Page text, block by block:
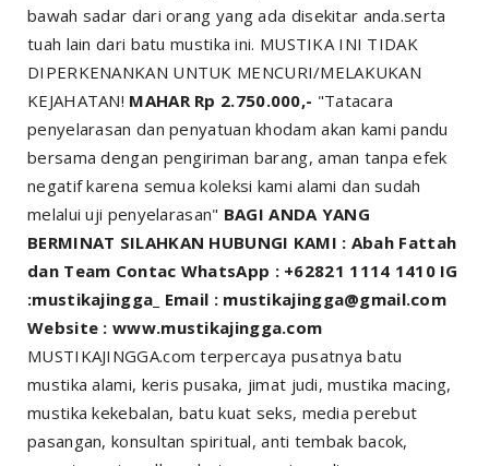
bawah sadar dari orang yang ada disekitar anda.serta
tuah lain dari batu mustika ini. MUSTIKA INI TIDAK
DIPERKENANKAN UNTUK MENCURI/MELAKUKAN
KEJAHATAN! MAHAR Rp 2.750.000,- "Tatacara
penyelarasan dan penyatuan khodam akan kami pandu
bersama dengan pengiriman barang, aman tanpa efek
negatif karena semua koleksi kami alami dan sudah
melalui uji penyelarasan" BAGI ANDA YANG
BERMINAT SILAHKAN HUBUNGI KAMI : Abah Fattah
dan Team Contac WhatsApp : +62821 1114 1410 IG
:mustikajingga_ Email : mustikajingga@gmail.com
Website : www.mustikajingga.com
MUSTIKAJINGGA.com terpercaya pusatnya batu
mustika alami, keris pusaka, jimat judi, mustika macing,
mustika kekebalan, batu kuat seks, media perebut
pasangan, konsultan spiritual, anti tembak bacok,